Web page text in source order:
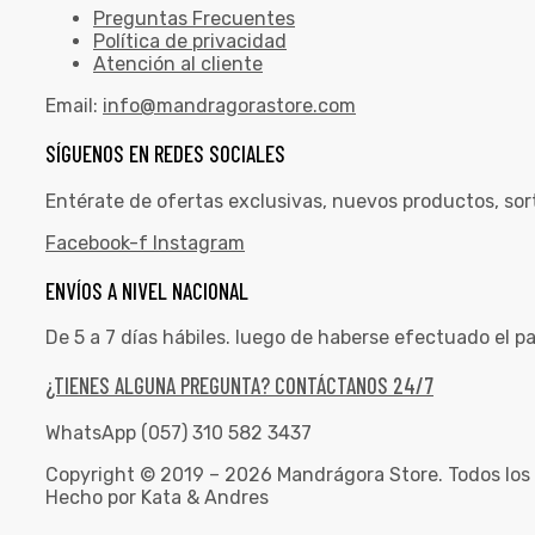
Preguntas Frecuentes
Política de privacidad
Atención al cliente
Email: info@mandragorastore.com
SÍGUENOS EN REDES SOCIALES
Entérate de ofertas exclusivas, nuevos productos,
Facebook-f Instagram
ENVÍOS A NIVEL NACIONAL
De 5 a 7 días hábiles. luego de haberse efectuado el
¿TIENES ALGUNA PREGUNTA? CONTÁCTANOS 24/7
WhatsApp (057) 310 582 3437
Copyright © 2019 – 2026 Mandrágora Store. Todos
Hecho por Kata & Andres